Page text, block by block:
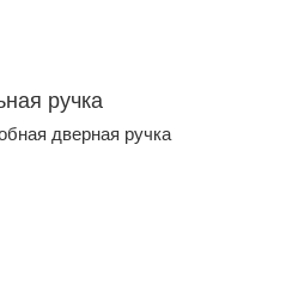
ручка
дверная ручка